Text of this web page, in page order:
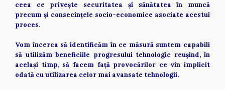
ceea ce privește securitatea și sănătatea în muncă
precum și consecințele socio-economice asociate acestui
proces.
Vom încerca să identificăm în ce măsură suntem capabili
să utilizăm beneficiile progresului tehnologic reușind, în
același timp, să facem față provocărilor ce vin implicit
odată cu utilizarea celor mai avansate tehnologii.